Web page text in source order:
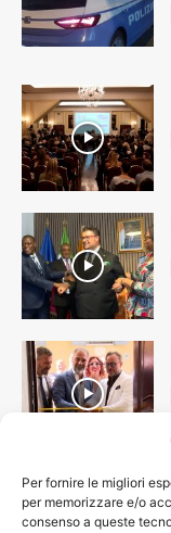
Per fornire le migliori
per memorizzare e/o
consenso a queste
Cronaca
Attualità